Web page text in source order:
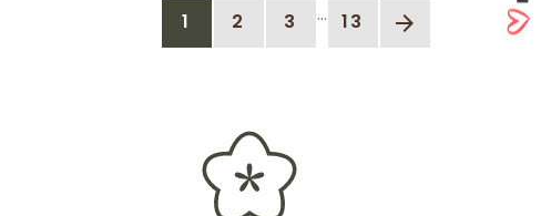
1 2 3 … 13 arrow_forward